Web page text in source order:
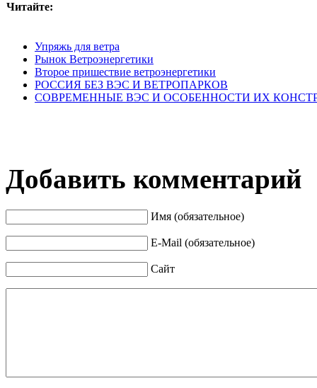
Читайте:
Упряжь для ветра
Рынок Ветроэнергетики
Второе пришествие ветроэнергетики
РОССИЯ БЕЗ ВЭС И ВЕТРОПАРКОВ
СОВРЕМЕННЫЕ ВЭС И ОСОБЕННОСТИ ИХ
Добавить комментарий
Имя (обязательное)
E-Mail (обязательное)
Сайт